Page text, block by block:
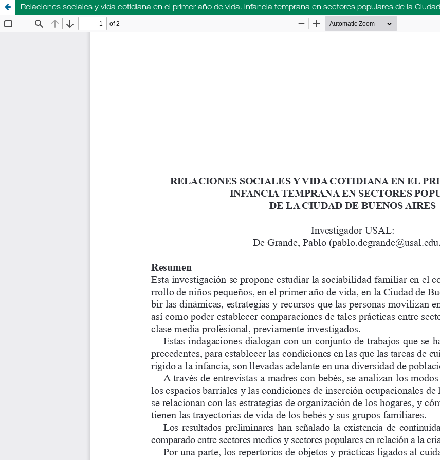
Relaciones sociales y vida cotidiana en el primer año de vida. infancia temprana en sectores populares de la